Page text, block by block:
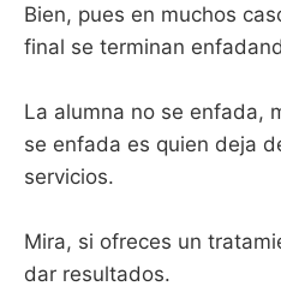
Bien, pues en muchos
final se terminan
La alumna no se enfada,
se enfada es quien deja
servicios.
Mira, si ofreces un
dar resultados.